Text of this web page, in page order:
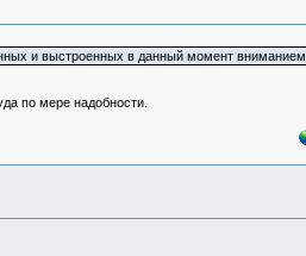
и выстроенных в данный момент вниманием
по мере надобности.